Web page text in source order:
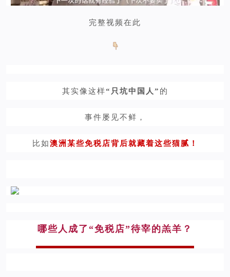
完整视频在此
其实像这样“只坑中国人” 的
事件屡见不鲜，
比如澳洲某些免税店背后就藏着这些猫腻！
哪些人成了“免税店”待宰的羔羊？